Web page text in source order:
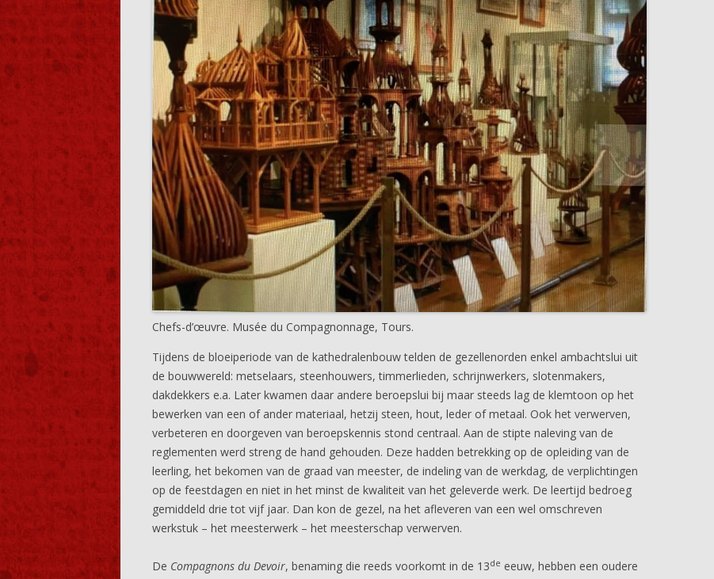
Chefs-d’œuvre. Musée du Compagnonnage, Tours.
Tijdens de bloeiperiode van de kathedralenbouw telden de gezellenorden enkel ambachtslui uit
de bouwwereld: metselaars, steenhouwers, timmerlieden, schrijnwerkers, slotenmakers,
dakdekkers e.a. Later kwamen daar andere beroepslui bij maar steeds lag de klemtoon op het
bewerken van een of ander materiaal, hetzij steen, hout, leder of metaal. Ook het verwerven,
verbeteren en doorgeven van beroepskennis stond centraal. Aan de stipte naleving van de
reglementen werd streng de hand gehouden. Deze hadden betrekking op de opleiding van de
leerling, het bekomen van de graad van meester, de indeling van de werkdag, de verplichtingen
op de feestdagen en niet in het minst de kwaliteit van het geleverde werk. De leertijd bedroeg
gemiddeld drie tot vijf jaar. Dan kon de gezel, na het afleveren van een wel omschreven
werkstuk – het meesterwerk – het meesterschap verwerven.
De Compagnons du Devoir, benaming die reeds voorkomt in de 13de eeuw, hebben een oudere